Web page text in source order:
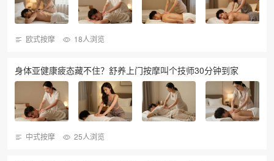
欧式按摩 18人浏览
身体亚健康疲态藏不住？舒养上门按摩叫个技师30分钟到家
中式按摩 25人浏览